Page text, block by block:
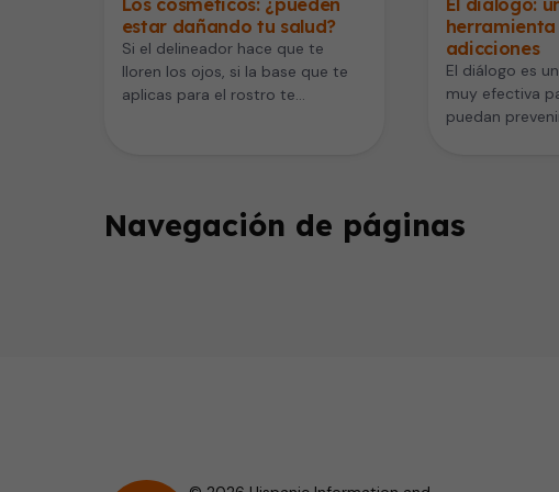
Los cosméticos: ¿pueden
estar dañando tu salud?
Si el delineador hace que te
lloren los ojos, si la base que te
aplicas para el rostro te
El diálogo:
adicciones
El diálogo es
muy efectiva
puedan
Navegación de páginas